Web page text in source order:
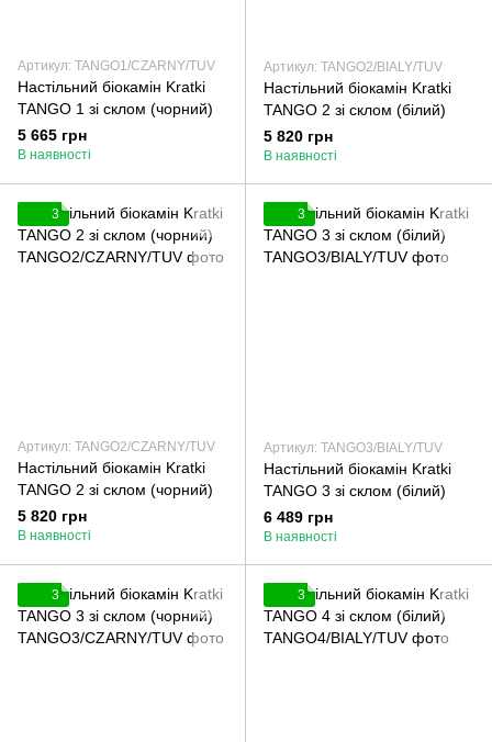
Артикул: TANGO1/CZARNY/TUV
Настільний біокамін Kratki
TANGO 1 зі склом (чорний)
5 665 грн
В наявності
Артикул: TANGO2/BIALY/TUV
Настільний біокамін Kratki
TANGO 2 зі склом (білий)
5 820 грн
В наявності
3
Артикул: TANGO2/CZARNY/TUV
Настільний біокамін Kratki
TANGO 2 зі склом (чорний)
5 820 грн
В наявності
3
Артикул: TANGO3/BIALY/TUV
Настільний біокамін Kratki
TANGO 3 зі склом (білий)
6 489 грн
В наявності
3 3